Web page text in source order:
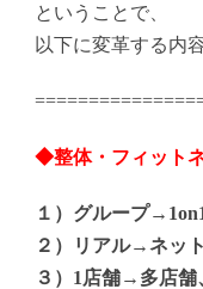
ということで、
以下に変革する内
◆整体・フィット
１）グループ
２）リアル→ネッ
３）1店舗→多店